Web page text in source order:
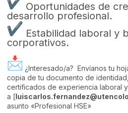
Oportunidades de
desarrollo profesional.
Estabilidad laboral y
corporativos.
¿Interesado/a? Envíanos tu
copia de tu documento de
certificados de experiencia laboral
a [
asunto «Profesional HSE»